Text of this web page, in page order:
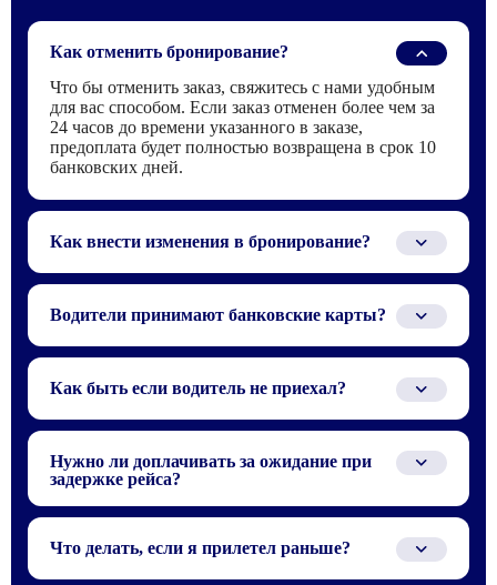
Как отменить бронирование?
Что бы отменить заказ, свяжитесь с нами удобным
для вас способом. Если заказ отменен более чем за
24 часов до времени указанного в заказе,
предоплата будет полностью возвращена в срок 10
банковских дней.
Как внести изменения в бронирование?
Для того что бы внести изменения в заказ,
свяжитесь с нами по телефону или электронной
почте, которые указаны в бронирование.
Водители принимают банковские карты?
Водителю можно заплатить только наличными или
Как быть если водитель не приехал?
Ситуация при которой водитель не приехал,
случаются крайне редко, зачастую из-за того, что не
получается найти или связаться с водителем в
аэропорту. В таком случае, мы рекомендуем
подождать 15 - 30 минут, возможно, водитель
истечении 30 минут, закажите такси в аэропорту
Нужно ли доплачивать за ожидание при
задержке рейса?
Нет, водитель следит за прилетом по номеру рейса,
Что делать, если я прилетел раньше?